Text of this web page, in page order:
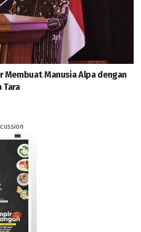
Membuat Manusia Alpa dengan
Tara